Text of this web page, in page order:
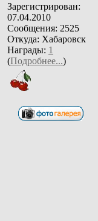
Зарегистрирован:
07.04.2010
Сообщения: 2525
Откуда: Хабаровск
Награды: 1
(Подробнее...)